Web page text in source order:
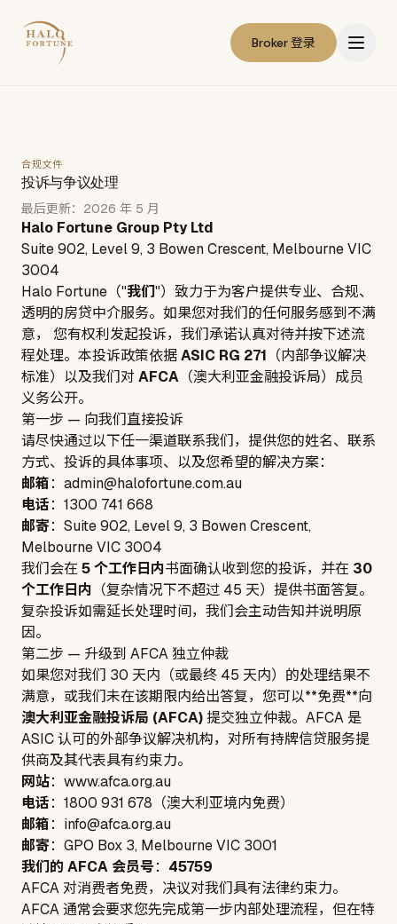
Broker 登录
合规文件
投诉与争议处理
最后更新：2026 年 5 月
Halo Fortune Group Pty Ltd
Suite 902, Level 9, 3 Bowen Crescent, Melbourne VIC
3004
Halo Fortune （"我们"）致力于为客户提供专业、合规、
透明的房贷中介服务。如果您对我们的任何服务感到不满
意， 您有权利发起投诉，我们承诺认真对待并按下述流
程处理。本投诉政策依据ASIC RG 271 （内部争议解决
标准）以及我们对 AFCA （澳大利亚金融投诉局）成员
义务公开。
第一步 — 向我们直接投诉
请尽快通过以下任一渠道联系我们，提供您的姓名、联系
方式、投诉的具体事项、以及您希望的解决方案：
邮箱： admin@halofortune.com.au
电话： 1300 741 668
邮寄： Suite 902, Level 9, 3 Bowen Crescent,
Melbourne VIC 3004
我们会在 5 个工作日内书面确认收到您的投诉，并在 30
个工作日内 （复杂情况下不超过 45 天）提供书面答复。
复杂投诉如需延长处理时间，我们会主动告知并说明原
因。
第二步 — 升级到 AFCA 独立仲裁
如果您对我们 30 天内（或最终 45 天内）的处理结果不
满意，或我们未在该期限内给出答复，您可以**免费**向
澳大利亚金融投诉局 (AFCA)提交独立仲裁。AFCA 是
ASIC 认可的外部争议解决机构，对所有持牌信贷服务提
供商及其代表具有约束力。
网站： www.afca.org.au
电话：1800 931 678（澳大利亚境内免费）
邮箱： info@afca.org.au
邮寄：GPO Box 3, Melbourne VIC 3001
我们的 AFCA 会员号： 45759
AFCA 对消费者免费，决议对我们具有法律约束力。
AFCA 通常会要求您先完成第一步内部处理流程，但在特